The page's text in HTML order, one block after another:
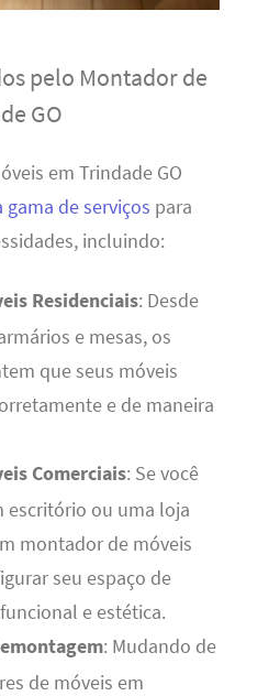
pelo Montador de
GO
em Trindade GO
gama de serviços para
incluindo:
Residenciais: Desde
e mesas, os
que seus móveis
e de maneira
Comerciais: Se você
escritório ou uma loja
montador de móveis
seu espaço de
e estética.
: Mudando de
de móveis em